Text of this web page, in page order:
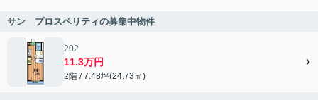
サン プロスペリティの募集中物件
202
11.3万円
2階 / 7.48坪(24.73㎡)